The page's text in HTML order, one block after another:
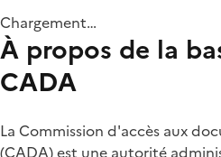
Chargement…
À propos de la
CADA
La Commission d'accès aux
(CADA) est une autorité